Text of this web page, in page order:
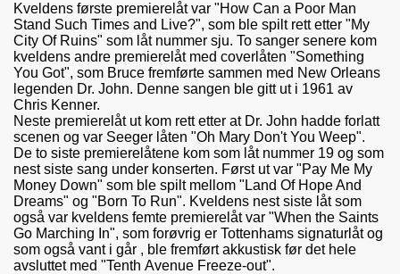
Kveldens første premierelåt var "How Can a Poor Man
Stand Such Times and Live?", som ble spilt rett etter "My
City Of Ruins" som låt nummer sju. To sanger senere kom
kveldens andre premierelåt med coverlåten "Something
You Got", som Bruce fremførte sammen med New Orleans
legenden Dr. John. Denne sangen ble gitt ut i 1961 av
Chris Kenner.
Neste premierelåt ut kom rett etter at Dr. John hadde forlatt
scenen og var Seeger låten "Oh Mary Don't You Weep".
De to siste premierelåtene kom som låt nummer 19 og som
nest siste sang under konserten. Først ut var "Pay Me My
Money Down" som ble spilt mellom "Land Of Hope And
Dreams" og "Born To Run". Kveldens nest siste låt som
også var kveldens femte premierelåt var "When the Saints
Go Marching In", som forøvrig er Tottenhams signaturlåt og
som også vant i går , b le fremført akkustisk før det hele
avsluttet med "Tenth Avenue Freeze-out".